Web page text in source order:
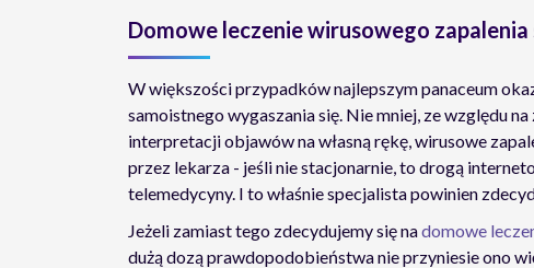
Domowe leczenie wirusowego
W większości przypadków najlepszym panaceum
samoistnego wygaszania się. Nie mniej, ze względu
interpretacji objawów na własną rękę, wirusowe
przez lekarza - jeśli nie stacjonarnie, to drogą
telemedycyny. I to właśnie specjalista powinien
Jeżeli zamiast tego zdecydujemy się nadomowe
dużą dozą prawdopodobieństwa nie przyniesie ono